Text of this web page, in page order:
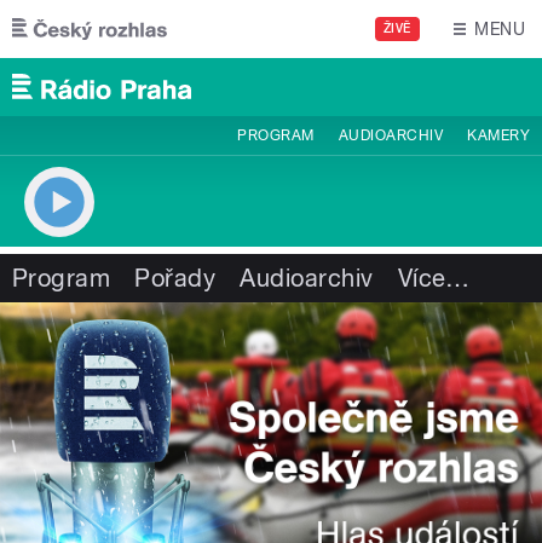
Přejít k hlavnímu obsahu
ŽIVĚ MENU
PROGRAM AUDIOARCHIV KAMERY
Program Pořady Audioarchiv Více…